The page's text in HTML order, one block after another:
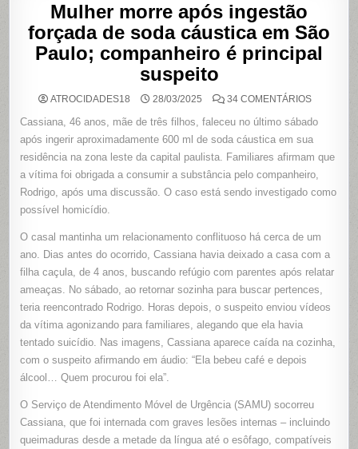
Mulher morre após ingestão
forçada de soda cáustica em São
Paulo; companheiro é principal
suspeito
ATROCIDADES18 28/03/2025 34 COMENTÁRIOSEM
MORRE
APÓS
FORÇADA
DE
SODA
SÃO
SUSPEITO
Cassiana, 46 anos, mãe de três filhos, faleceu no último sábado
após ingerir aproximadamente 600 ml de soda cáustica em sua
residência na zona leste da capital paulista. Familiares afirmam que
a vítima foi obrigada a consumir a substância pelo companheiro,
Rodrigo, após uma discussão. O caso está sendo investigado como
possível homicídio.
O casal mantinha um relacionamento conflituoso há cerca de um
ano. Dias antes do ocorrido, Cassiana havia deixado a casa com a
filha caçula, de 4 anos, buscando refúgio com parentes após relatar
ameaças. No sábado, ao retornar sozinha para buscar pertences,
teria reencontrado Rodrigo. Horas depois, o suspeito enviou vídeos
da vítima agonizando para familiares, alegando que ela havia
tentado suicídio. Nas imagens, Cassiana aparece caída na cozinha,
com o suspeito afirmando em áudio: “Ela bebeu café e depois
álcool… Quem procurou foi ela”.
O Serviço de Atendimento Móvel de Urgência (SAMU) socorreu
Cassiana, que foi internada com graves lesões internas – incluindo
queimaduras desde a metade da língua até o esôfago, compatíveis